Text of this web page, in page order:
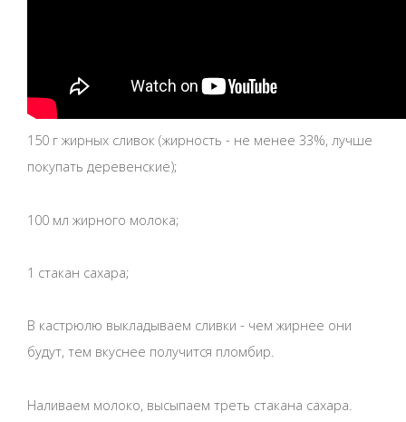
150 г жирных сливок (жирность - не менее 33%, лучше
покупать деревенские);
100 мл жирного молока;
1 стакан сахара;
В кастрюлю выкладываем сливки - чем жирнее они
будут, тем вкуснее получится пломбир.
Наливаем молоко, высыпаем треть стакана сахара.